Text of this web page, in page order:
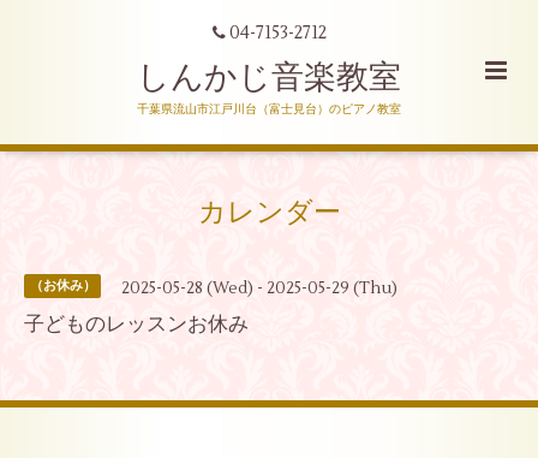
04-7153-2712
しんかじ音楽教室
千葉県流山市江戸川台（富士見台）のピアノ教室
カレンダー
（お休み） 2025-05-28 (Wed) - 2025-05-29 (Thu)
子どものレッスンお休み